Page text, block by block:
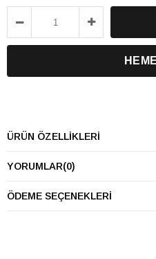
ÜRÜN ÖZELLIKLERI
YORUMLAR(0)
ÖDEME SEÇENEKLERI